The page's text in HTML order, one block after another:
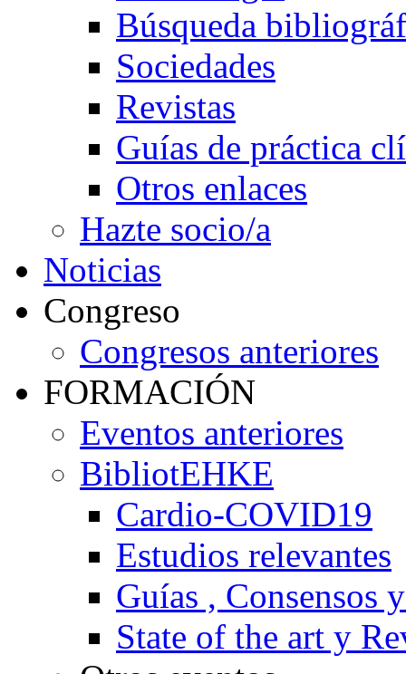
Búsqueda
Sociedades
Revistas
Guías de práctica
Otros enlaces
Hazte socio/a
Noticias
Congreso
Congresos anteriores
FORMACIÓN
Eventos anteriores
BibliotEHKE
Cardio-COVID19
Estudios relevantes
Guías , Consensos
State of the art y